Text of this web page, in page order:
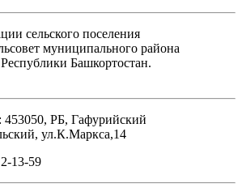
сельского поселения
муниципального района
Башкортостан.
РБ, Гафурийский
ул.К.Маркса,14
13-59